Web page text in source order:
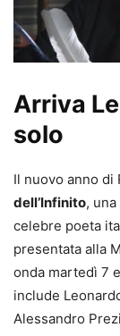
Arriva
solo
Il nuovo anno di
dell’Infinito,
celebre poeta
presentata alla
onda martedì 7
include
Alessandro